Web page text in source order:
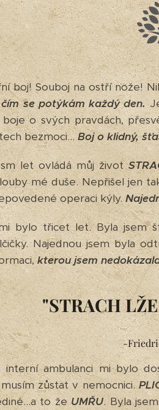
boj! Souboj na ostří nože!
se potýkám každý den.
o svých pravdách,
bezmoci...Boj o klidný,
let ovládá můj život
mé duše. Nepřišel jen
operaci kýly.
bylo třicet let. Byla jsem
Najednou jsem byla
kterou jsem
"STRACH
-
interní ambulanci mi bylo
zůstat v nemocnici.
to žeUMŘU. Byla